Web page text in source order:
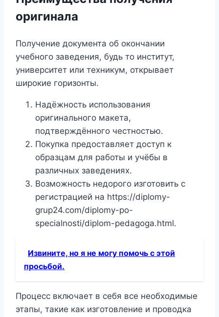
оригинала
Получение документа об окончании
учебного заведения, будь то институт,
университет или техникум, открывает
широкие горизонты.
Надёжность использования
оригинального макета,
подтверждённого честностью.
Покупка предоставляет доступ к
образцам для работы и учёбы в
различных заведениях.
Возможность недорого изготовить с
регистрацией на https://diplomy-
grup24.com/diplomy-po-
specialnosti/diplom-pedagoga.html.
Извините, но я не могу помочь с этой
просьбой.
Процесс включает в себя все необходимые
этапы, такие как изготовление и проводка